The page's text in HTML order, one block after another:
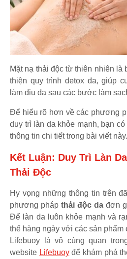
Mặt nạ thải độc từ thiên nhiên là
thiện quy trình detox da, giúp
làm dịu da sau các bước làm
Để hiểu rõ hơn về các phương
duy trì làn da khỏe mạnh, bạn
thông tin chi tiết trong bài viết này.
Kết Luận: Duy Trì Làn
Thải Độc
Hy vọng những thông tin trên
phương pháp thải độc da đơn
Để làn da luôn khỏe mạnh và
thể hàng ngày với các sản
Lifebuoy là vô cùng quan
website Lifebuoyđể khám phá